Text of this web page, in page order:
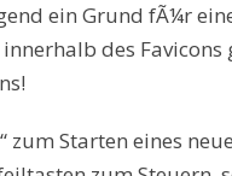
ein Grund fÃ¼r
des
zum Starten eines